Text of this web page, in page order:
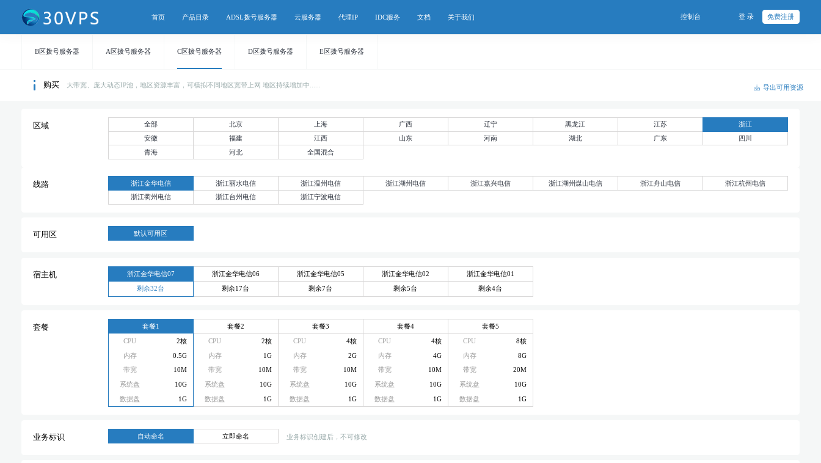
首页 产品目录 ADSL拨号服务器 云服务器 代理IP IDC服务 文档 关于我们 控制台 登 录 免费注册
B区拨号服务器 A区拨号服务器 C区拨号服务器 D区拨号服务器 E区拨号服务器
购买 大带宽、庞大动态IP池，地区资源丰富，可模拟不同地区宽带上网 地区持续增加中...... 导出可用资源
区域 全部 北京 上海 广西 辽宁 黑龙江 江苏
浙江
安徽
福建 江西 山东 河南 湖北 广东
四川
青海
河北 全国混合
线路 浙江金华电信 浙江丽水电信 浙江温州电信 浙江湖州电信 浙江嘉兴电信 浙江湖州煤山电信 浙江舟山电信
浙江杭州电信
浙江衢州电信
浙江台州电信 浙江宁波电信
可用区 默认可用区
宿主机 浙江金华电信07
剩余32台
浙江金华电信06
剩余17台
浙江金华电信05
剩余7台
浙江金华电信02
剩余5台
浙江金华电信01
剩余4台
套餐 套餐1
CPU
2核
内存
0.5G
带宽
10M
系统盘
10G
数据盘
1G
套餐2
CPU
2核
内存
1G
带宽
10M
系统盘
10G
数据盘
1G
套餐3
CPU
4核
内存
2G
带宽
10M
系统盘
10G
数据盘
1G
套餐4
CPU
4核
内存
4G
带宽
10M
系统盘
10G
数据盘
1G
套餐5
CPU
8核
内存
8G
带宽
20M
系统盘
10G
数据盘
1G
业务标识 自动命名 立即命名 业务标识创建后，不可修改